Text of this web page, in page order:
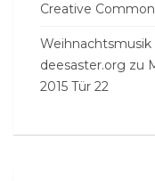
Creative
deesaster.org zu
2015 Tür 22